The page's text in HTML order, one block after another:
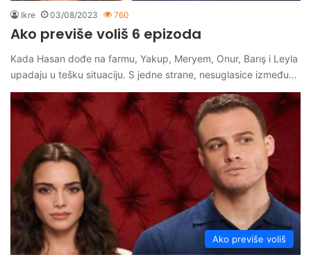
Ikre 03/08/2023 760
Ako previše voliš 6 epizoda
Kada Hasan dođe na farmu, Yakup, Meryem, Onur, Barış i Leyla
upadaju u tešku situaciju. S jedne strane, nesuglasice između…
Ako previše voliš